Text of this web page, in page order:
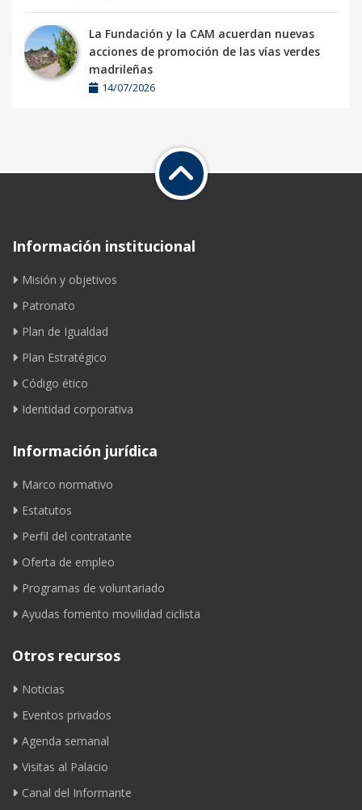
La Fundación y la CAM acuerdan nuevas
acciones de promoción de las vías verdes
madrileñas
14/07/2026
Información institucional
Misión y objetivos
Patronato
Plan de Igualdad
Plan Estratégico
Código ético
Identidad corporativa
Información jurídica
Marco normativo
Estatutos
Perfil del contratante
Oferta de empleo
Programas de voluntariado
Ayudas fomento movilidad ciclista
Otros recursos
Noticias
Eventos privados
Agenda semanal
Visitas al Palacio
Canal del Informante